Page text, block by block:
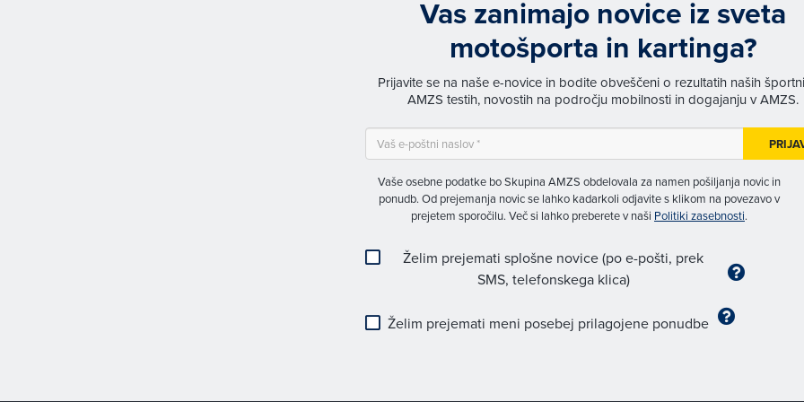
Vas zanimajo novice iz sveta
motošporta in kartinga?
Prijavite se na naše e-novice in bodite obveščeni o rezultatih naših
AMZS testih, novostih na področju mobilnosti in dogajanju v AMZS.
Vaše osebne podatke bo Skupina AMZS obdelovala za namen pošiljanja novic in
ponudb. Od prejemanja novic se lahko kadarkoli odjavite s klikom na povezavo v
prejetem sporočilu. Več si lahko preberete v naši Politiki zasebnosti.
Želim prejemati splošne novice (po e-pošti, prek
SMS, telefonskega klica)
Želim prejemati meni posebej prilagojene ponudbe